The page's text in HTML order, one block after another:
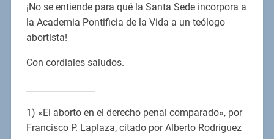
¡No se entiende para qué la Santa Sede incorpora a
la Academia Pontificia de la Vida a un teólogo
abortista!
Con cordiales saludos.
1) «El aborto en el derecho penal comparado», por
Francisco P. Laplaza, citado por Alberto Rodríguez